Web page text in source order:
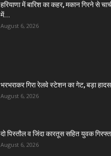
हरियाणा में बारिश का कहर, मकान गिरने से
में...
August 6, 2026
भरभराकर गिरा रेलवे स्टेशन का गेट, बड़ा
August 6, 2026
दो पिस्तौल व जिंदा कारतूस सहित युवक
August 6, 2026